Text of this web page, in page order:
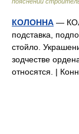
КОЛОННА —
подставка,
стойло.
зодчестве
относятся. |